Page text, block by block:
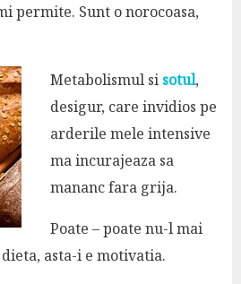
permite. Sunt o norocoasa,
Metabolismul si sotul,
desigur, care invidios pe
arderile mele intensive
ma incurajeaza sa
mananc fara grija.
Poate – poate nu-l mai
asta-i e motivatia.